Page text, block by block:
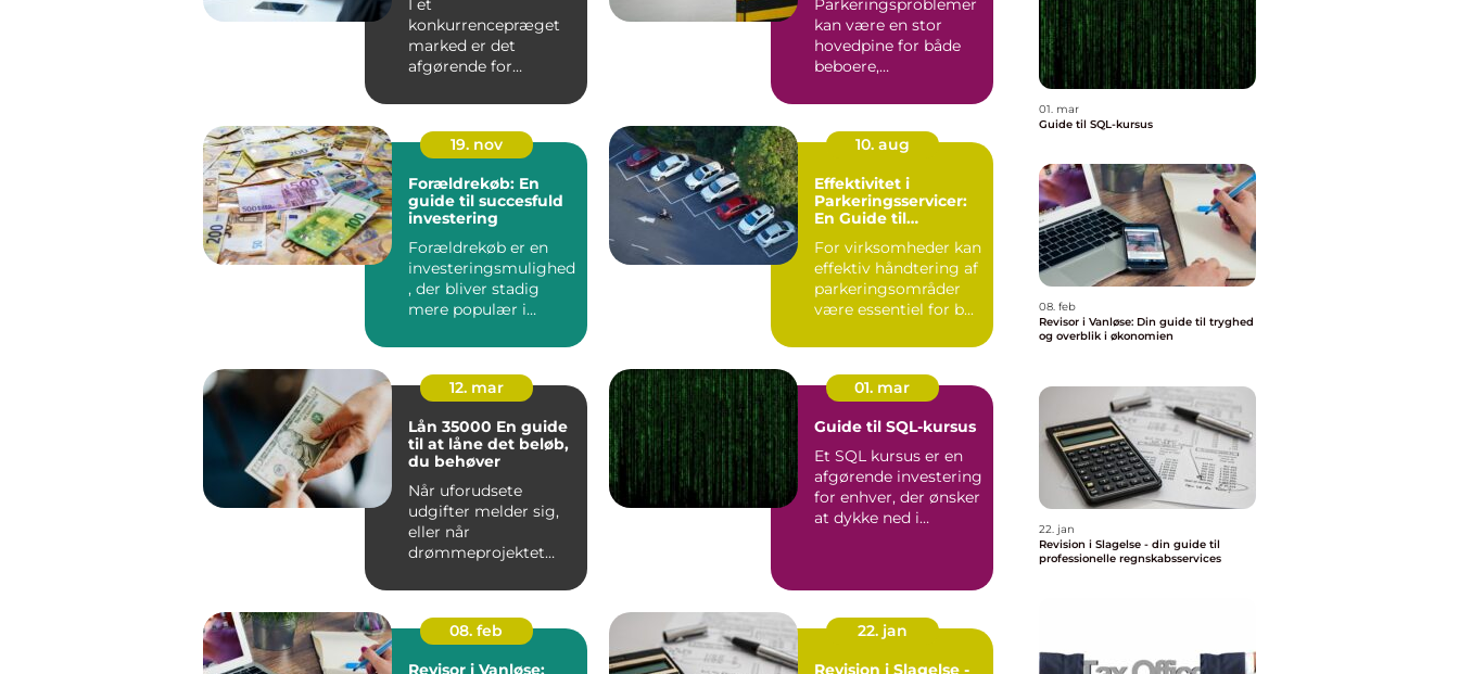
konkurrencepræget
marked er det
afgørende for
stærke sa...
kan være en stor
hovedpine for både
beboere,
gæ...
19. nov
Forældrekøb: En
guide til succesfuld
investering
Forældrekøb er en
investeringsmulighed
, der bliver stadig
mere populær i
foræld...
10. aug
Effektivitet i
Parkeringsservicer:
En Guide til
For virksomheder kan
effektiv håndtering af
parkeringsområder
være essentiel for b...
12. mar
Lån 35000 En guide
til at låne det beløb,
du behøver
Når uforudsete
udgifter melder sig,
eller når
drømmeprojektet
01. mar
Guide til SQL-kursus
Et SQL kursus er en
afgørende investering
for enhver, der ønsker
at dykke ned i
08. feb
Revisor i Vanløse:
22. jan
Revision i Slagelse -
01. mar
Guide til SQL-kursus
08. feb
Revisor i Vanløse: Din guide til tryghed
og overblik i økonomien
22. jan
Revision i Slagelse - din guide til
professionelle regnskabsservices